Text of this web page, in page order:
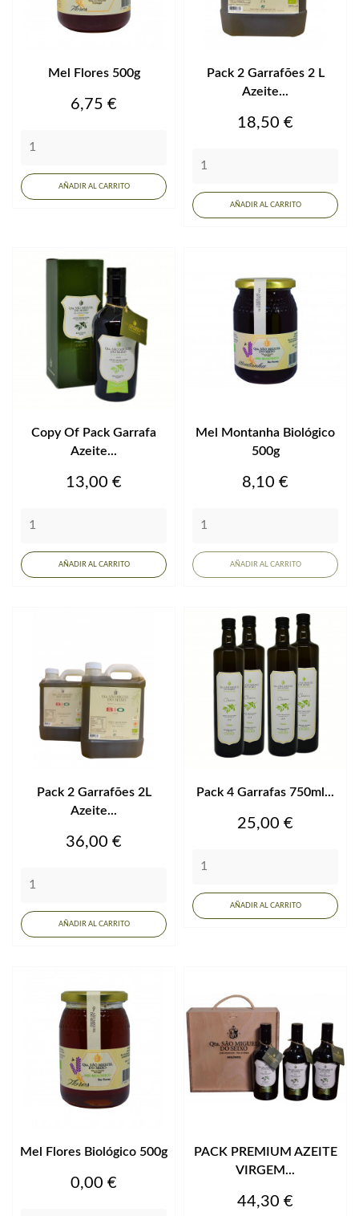
Mel Flores 500g
Precio
6,75 €
AÑADIR AL CARRITO
Pack 2 Garrafões 2 L
Azeite...
Precio
18,50 €
AÑADIR AL CARRITO
Copy Of Pack Garrafa
Azeite...
Precio
13,00 €
AÑADIR AL CARRITO
Mel Montanha Biológico
500g
Precio
8,10 €
AÑADIR AL CARRITO
Pack 2 Garrafões 2L
Azeite...
Precio
36,00 €
AÑADIR AL CARRITO
Pack 4 Garrafas 750ml...
Precio
25,00 €
AÑADIR AL CARRITO
Mel Flores Biológico 500g
Precio
0,00 €
PACK PREMIUM AZEITE
VIRGEM...
Precio
44,30 €